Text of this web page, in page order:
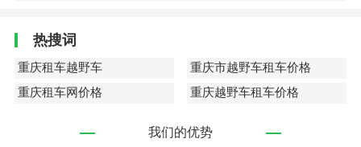
热搜词
重庆租车越野车
重庆市越野车租车价格
重庆租车网价格
重庆越野车租车价格
我们的优势